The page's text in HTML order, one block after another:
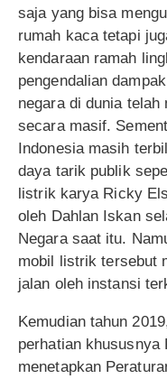
saja yang bisa
rumah kaca tetapi
kendaraan ramah
pengendalian
negara di dunia
secara masif.
Indonesia masih
daya tarik publik
listrik karya Ricky
oleh Dahlan Iskan
Negara saat itu.
mobil listrik tersebut
jalan oleh instansi
Kemudian tahun
perhatian khususnya
menetapkan